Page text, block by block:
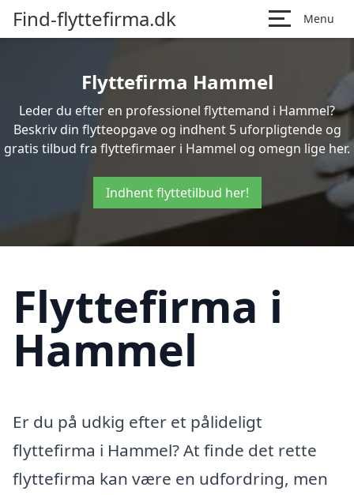
Find-flyttefirma.dk Menu
Flyttefirma Hammel
Leder du efter en professionel flyttemand i Hammel?
Beskriv din flytteopgave og indhent 5 uforpligtende og
gratis tilbud fra flyttefirmaer i Hammel og omegn lige her.
Indhent flyttetilbud her!
Flyttefirma i
Hammel
Er du på udkig efter et pålideligt
flyttefirma i Hammel? At finde det rette
flyttefirma kan være en udfordring, men